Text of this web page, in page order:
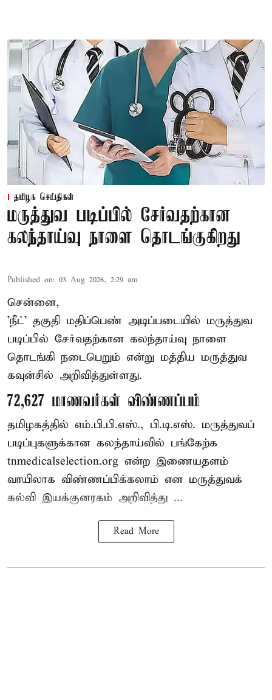
தமிழக செய்திகள்
மருத்துவ படிப்பில் சேர்வதற்கான
கலந்தாய்வு நாளை தொடங்குகிறது
Published on: 03 Aug 2026, 2:29 am
சென்னை,
'நீட்' தகுதி மதிப்பெண் அடிப்படையில் மருத்துவ
படிப்பில் சேர்வதற்கான கலந்தாய்வு நாளை
தொடங்கி நடைபெறும் என்று மத்திய மருத்துவ
கவுன்சில் அறிவித்துள்ளது.
72,627 மாணவர்கள் விண்ணப்பம்
தமிழகத்தில் எம்.பி.பி.எஸ்., பி.டி.எஸ். மருத்துவப்
படிப்புகளுக்கான கலந்தாய்வில் பங்கேற்க
tnmedicalselection.org என்ற இணையதளம்
வாயிலாக விண்ணப்பிக்கலாம் என மருத்துவக்
கல்வி இயக்குனரகம் அறிவித்து ...
Read More